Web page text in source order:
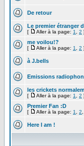
De retour
Le premier étranger
[ Aller à la page: 1 2 ]
me voilou!?
[ Aller à la page: 1 2 ]
à J.bells
Emissions
les crickets
[ Aller à la page: 1 2 ]
Premier Fan :D
[ Aller à la page: 1 2
Here I am !